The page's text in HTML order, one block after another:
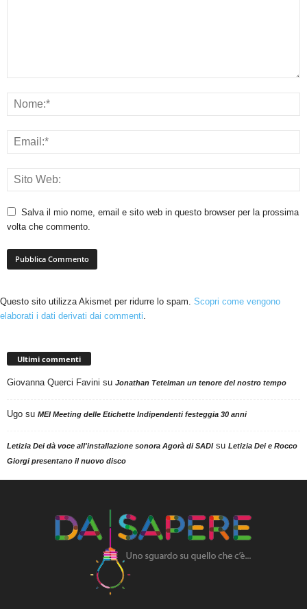
Salva il mio nome, email e sito web in questo browser per la prossima
volta che commento.
Questo sito utilizza Akismet per ridurre lo spam. Scopri come vengono
elaborati i dati derivati dai commenti.
Ultimi commenti
Giovanna Querci Favini su Jonathan Tetelman un tenore del nostro tempo
Ugo su MEI Meeting delle Etichette Indipendenti festeggia 30 anni
Letizia Dei dà voce all'installazione sonora Agorà di SADIsu Letizia Dei e Rocco
Giorgi presentano il nuovo disco